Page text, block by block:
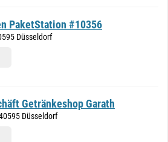
PaketStation #10356
Düsseldorf
Getränkeshop Garath
Düsseldorf